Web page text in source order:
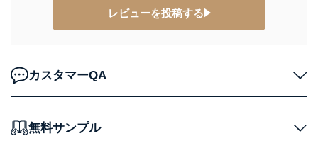
制定：2005年4月1日
株式会社富士山マガジンサービス
個人情報の取扱いについて
１．個人情報保護管理者
当社は以下の個人情報保護管理者を設置し、個人情報保
護管理者の責任のもと、個人情報を取得・アクセス・利
レビューを投稿する
カスタマーQA
無料サンプル